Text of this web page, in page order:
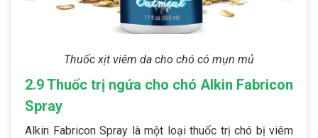
Thuốc xịt viêm da cho chó có mụn mủ
2.9 Thuốc trị ngứa cho chó Alkin Fabricon
Spray
Alkin Fabricon Spray là một loại thuốc trị chó bị viêm